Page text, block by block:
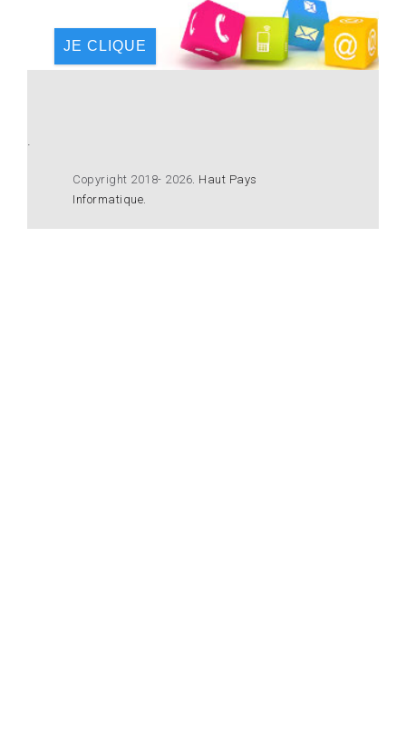
JE CLIQUE
.
Copyright 2018- 2026 Haut Pays
Informatique